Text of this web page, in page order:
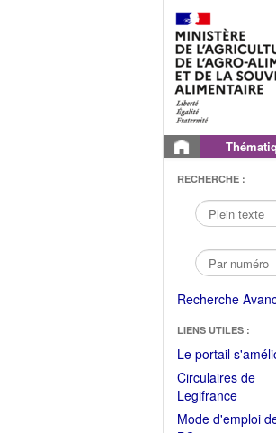
RECHERCHE :
Recherche
LIENS UTILES :
Le portail
Circulaires de
Legifrance(Ouvrir
dans
Mode d'emploi